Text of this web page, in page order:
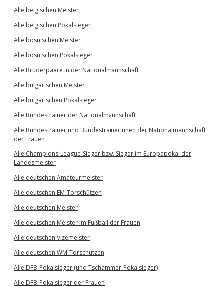
Alle belgischen Meister
Alle belgischen Pokalsieger
Alle bosnischen Meister
Alle bosnischen Pokalsieger
Alle Brüderpaare in der Nationalmannschaft
Alle bulgarischen Meister
Alle bulgarischen Pokalsieger
Alle Bundestrainer der Nationalmannschaft
Alle Bundestrainer und Bundestrainerinnen der Nationalmannschaft
der Frauen
Alle Champions-League-Sieger bzw. Sieger im Europapokal der
Landesmeister
Alle deutschen Amateurmeister
Alle deutschen EM-Torschützen
Alle deutschen Meister
Alle deutschen Meister im Fußball der Frauen
Alle deutschen Vizemeister
Alle deutschen WM-Torschützen
Alle DFB-Pokalsieger (und Tschammer-Pokalsieger)
Alle DFB-Pokalsieger der Frauen